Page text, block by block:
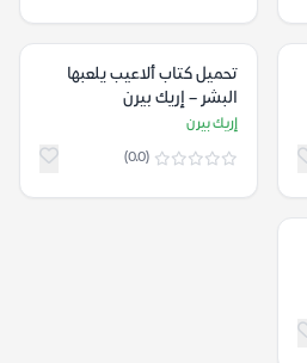
تحميل كتاب ألاعيب يلعبها
البشر – إريك بيرن
إريك بيرن
(0.0)